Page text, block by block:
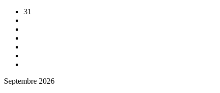
31
Septembre 2026